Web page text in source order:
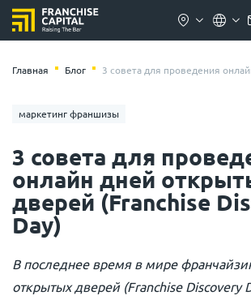
Главная Блог 3 совета для проведения
маркетинг франшизы
3 совета для
онлайн дней
дверей (Franchise
Day)
В последнее время в мире
открытых дверей (Franchise Discovery